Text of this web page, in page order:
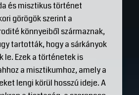
és misztikus történet
görögök szerint a
könnyeiből származnak,
tartották, hogy a sárkányok
le. Ezek a történetek is
a misztikumhoz, amely a
lengi körül hosszú ideje. A